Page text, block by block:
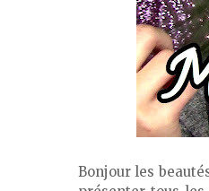
Bonjour les